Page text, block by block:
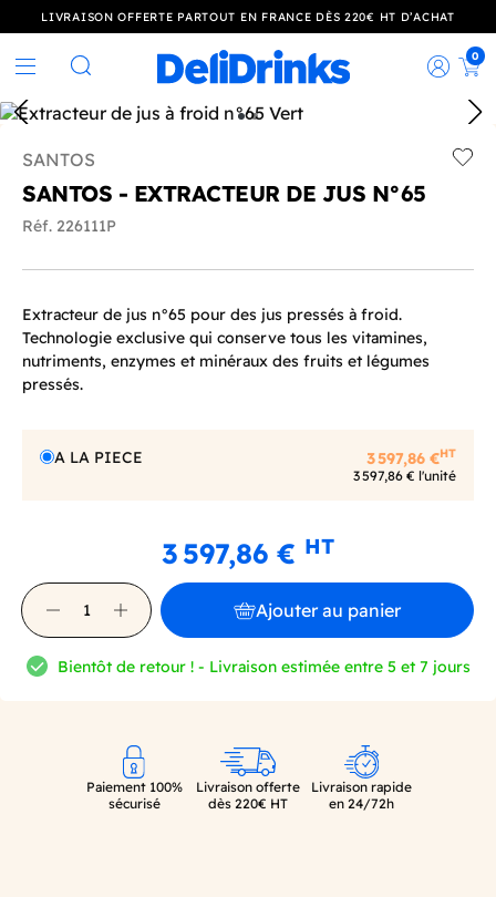
LIVRAISON OFFERTE PARTOUT EN FRANCE DÈS 220€ HT D’ACHAT
Rechercher
0
SANTOS
SANTOS - EXTRACTEUR DE JUS N°65
Réf. 226111P
Extracteur de jus n°65 pour des jus pressés à froid.
Technologie exclusive qui conserve tous les vitamines,
nutriments, enzymes et minéraux des fruits et légumes
pressés.
A LA PIECE 3 597,86 €HT
3 597,86 € l'unité
3 597,86 € HT
Ajouter au panier
Bientôt de retour ! - Livraison estimée entre 5 et 7 jours
Paiement 100%
sécurisé
Livraison offerte
dès 220€ HT
Livraison rapide
en 24/72h